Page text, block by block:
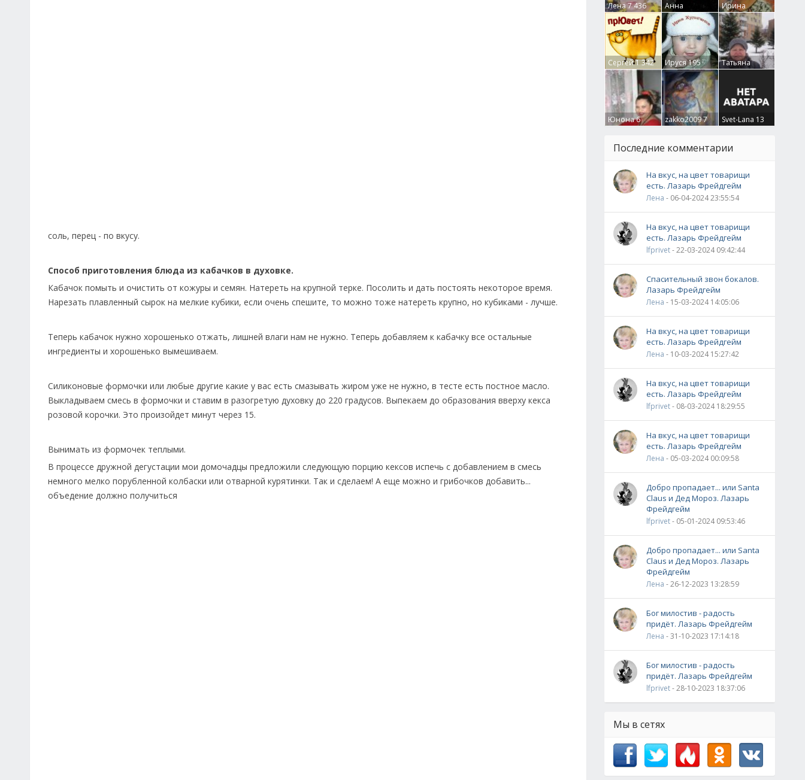
соль, перец - по вкусу.
Способ приготовления блюда из кабачков в духовке.
Кабачок помыть и очистить от кожуры и семян. Натереть на крупной терке. Посолить и дать постоять некоторое время.
Нарезать плавленный сырок на мелкие кубики, если очень спешите, то можно тоже натереть крупно, но кубиками - лучше.
Теперь кабачок нужно хорошенько отжать, лишней влаги нам не нужно. Теперь добавляем к кабачку все остальные
ингредиенты и хорошенько вымешиваем.
Силиконовые формочки или любые другие какие у вас есть смазывать жиром уже не нужно, в тесте есть постное масло.
Выкладываем смесь в формочки и ставим в разогретую духовку до 220 градусов. Выпекаем до образования вверху кекса
розовой корочки. Это произойдет минут через 15.
Вынимать из формочек теплыми.
В процессе дружной дегустации мои домочадцы предложили следующую порцию кексов испечь с добавлением в смесь
немного мелко порубленной колбаски или отварной курятинки. Так и сделаем! А еще можно и грибочков добавить...
объедение должно получиться
Лена7 436
Анна
Гумлевая0
Ирина
Бруцкая41
Сергей1 342 Ируся195
Татьяна
Крючкова0
Юнона6 zakko20097 Svet-Lana 13
Последние комментарии
На вкус, на цвет товарищи
есть. Лазарь Фрейдгейм
Лена - 06-04-2024 23:55:54
На вкус, на цвет товарищи
есть. Лазарь Фрейдгейм
lfprivet- 22-03-2024 09:42:44
Спасительный звон бокалов.
Лазарь Фрейдгейм
Лена - 15-03-2024 14:05:06
На вкус, на цвет товарищи
есть. Лазарь Фрейдгейм
Лена - 10-03-2024 15:27:42
На вкус, на цвет товарищи
есть. Лазарь Фрейдгейм
lfprivet- 08-03-2024 18:29:55
На вкус, на цвет товарищи
есть. Лазарь Фрейдгейм
Лена - 05-03-2024 00:09:58
Добро пропадает... или Santa
Claus и Дед Мороз. Лазарь
Фрейдгейм
lfprivet- 05-01-2024 09:53:46
Добро пропадает... или Santa
Claus и Дед Мороз. Лазарь
Фрейдгейм
Лена - 26-12-2023 13:28:59
Бог милостив - радость
придёт. Лазарь Фрейдгейм
Лена - 31-10-2023 17:14:18
Бог милостив - радость
придёт. Лазарь Фрейдгейм
lfprivet- 28-10-2023 18:37:06
Мы в сетях